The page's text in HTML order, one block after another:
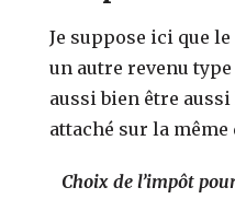
Je suppose ici que
un autre revenu
aussi bien être
attaché sur la
Choix de l’impôt